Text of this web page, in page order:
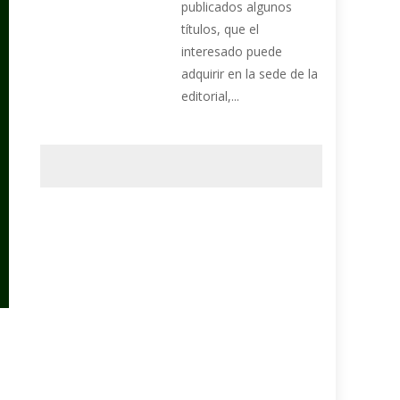
publicados algunos
títulos, que el
interesado puede
adquirir en la sede de la
editorial,...